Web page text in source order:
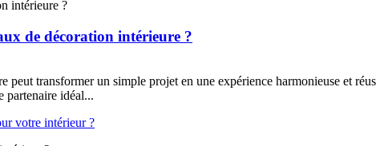
intérieure ?
de décoration intérieure ?
transformer un simple projet en une expérience harmonieuse et
partenaire idéal...